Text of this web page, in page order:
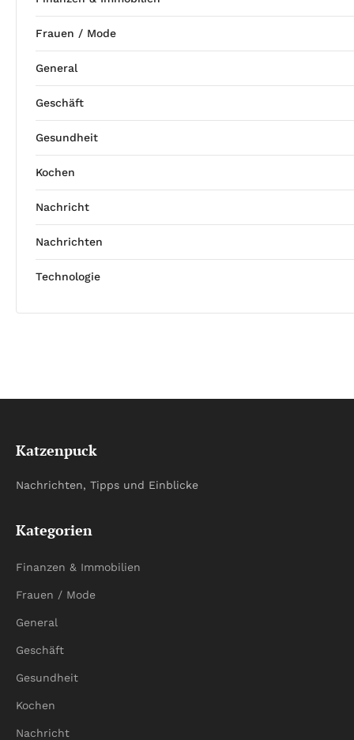
Frauen / Mode
General
Geschäft
Gesundheit
Kochen
Nachricht
Nachrichten
Technologie
Katzenpuck
Nachrichten, Tipps und Einblicke
Kategorien
Finanzen & Immobilien
Frauen / Mode
General
Geschäft
Gesundheit
Kochen
Nachricht